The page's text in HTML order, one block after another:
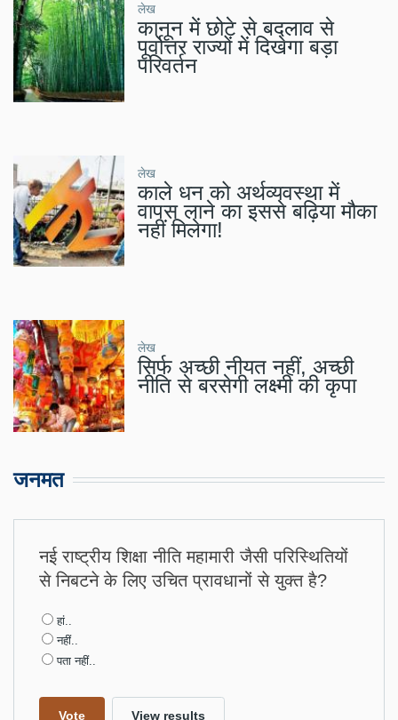
लेख
कानून में छोटे से बदलाव से
पूर्वोत्तर राज्यों में दिखेगा बड़ा
परिवर्तन
लेख
काले धन को अर्थव्यवस्था में
वापस लाने का इससे बढ़िया मौका
नहीं मिलेगा!
लेख
सिर्फ अच्छी नीयत नहीं, अच्छी
नीति से बरसेगी लक्ष्मी की कृपा
जनमत
नई राष्ट्रीय शिक्षा नीति महामारी जैसी परिस्थितियों
से निबटने के लिए उचित प्रावधानों से युक्त है?
Choices
हां..
नहीं..
पता नहीं..